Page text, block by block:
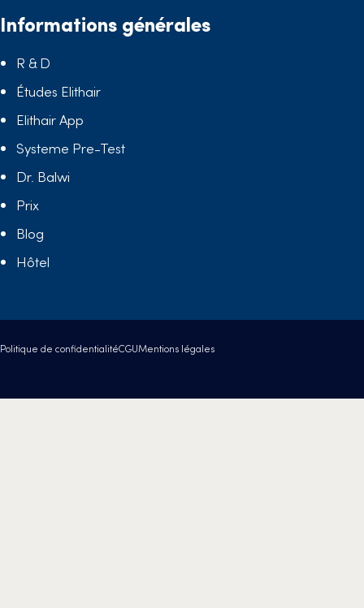
Informations générales
R & D
Études Elithair
Elithair App
Systeme Pre-Test
Dr. Balwi
Prix
Blog
Hôtel
Politique de confidentialitéCGUMentions légales